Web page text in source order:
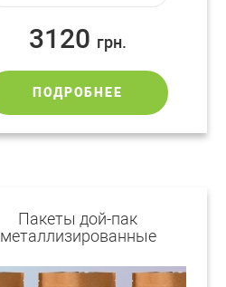
3120 грн.
ПОДРОБНЕЕ
Пакеты дой-пак
металлизированные